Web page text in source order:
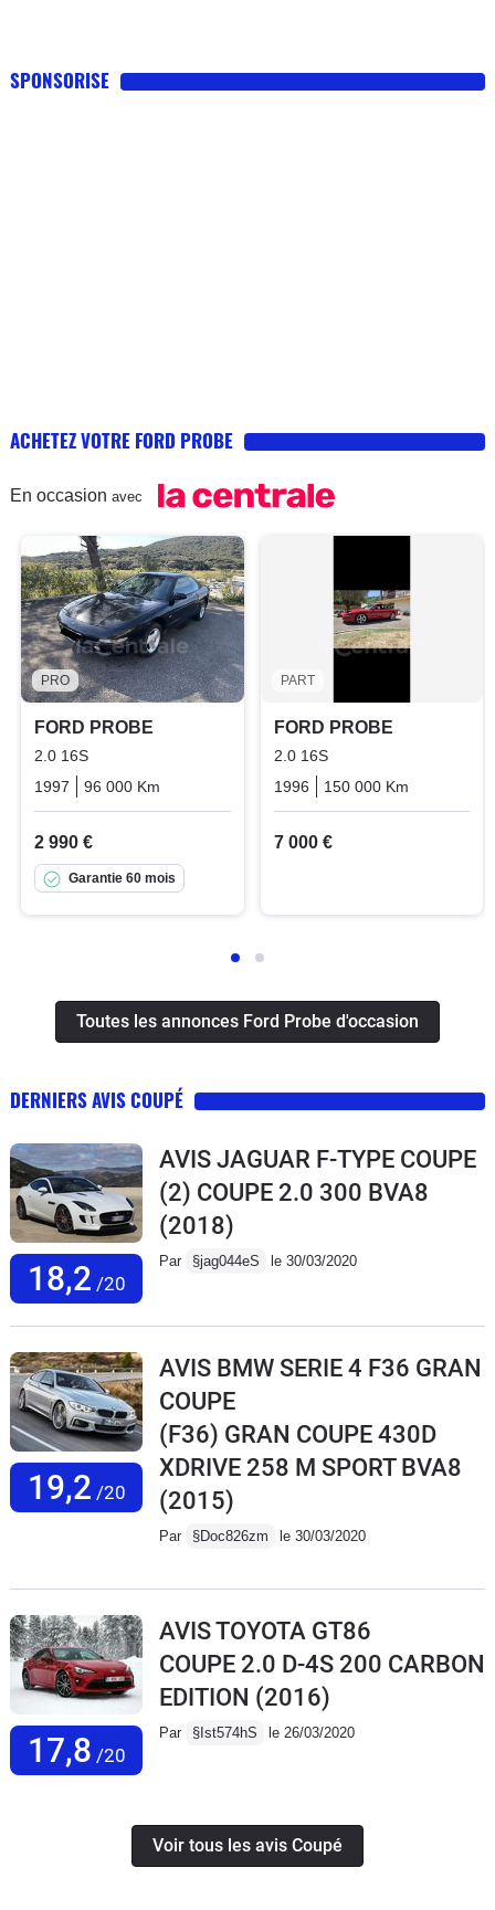
SPONSORISE
ACHETEZ VOTRE FORD PROBE
En occasion avec
PRO
FORD PROBE
2.0 16S
1997
96 000 Km Essence
2 990 €
Garantie 60 mois
PART
FORD PROBE
2.0 16S
1996
150 000 Km
7 000 €
Toutes les annonces Ford Probe d'occasion
DERNIERS AVIS COUPÉ
18,2 /20
AVIS JAGUAR F-TYPE COUPE
(2) COUPE 2.0 300 BVA8
(2018)
Par §jag044eS le 30/03/2020
19,2 /20
AVIS BMW SERIE 4 F36 GRAN
COUPE
(F36) GRAN COUPE 430D
XDRIVE 258 M SPORT BVA8
(2015)
Par §Doc826zm le 30/03/2020
17,8 /20
AVIS TOYOTA GT86
COUPE 2.0 D-4S 200 CARBON
EDITION (2016)
Par §Ist574hS le 26/03/2020
Voir tous les avis Coupé